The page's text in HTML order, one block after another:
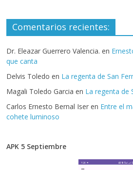
Comentarios recientes:
Dr. Eleazar Guerrero Valencia. en
que canta
Delvis Toledo en La regenta de San
Magali Toledo Garcia en La regenta de
Carlos Ernesto Bernal Iser en Entre el
cohete luminoso
APK 5 Septiembre